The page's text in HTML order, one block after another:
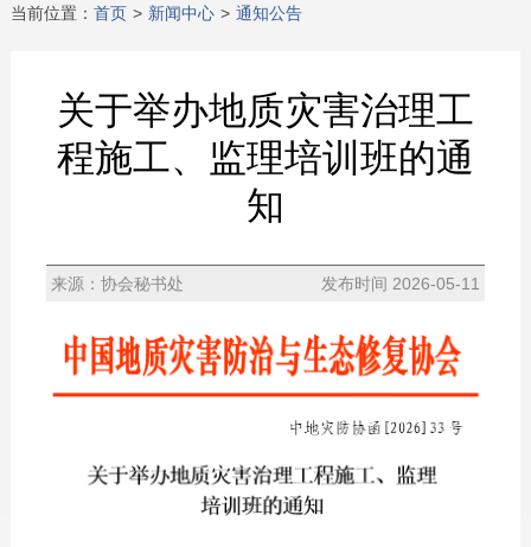
当前位置： 首页 > 新闻中心 > 通知公告
关于举办地质灾害治理工
程施工、监理培训班的通
知
来源：协会秘书处 发布时间 2026-05-11